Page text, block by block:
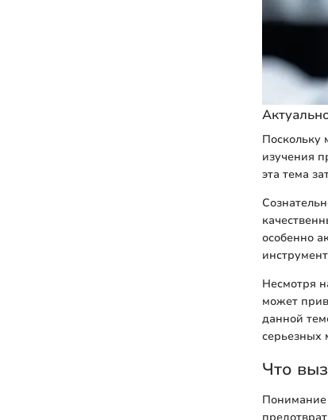
Поскольку
изучения
эта тема
особенно
Несмотря
может
данной
серьезных
Что
Понимание